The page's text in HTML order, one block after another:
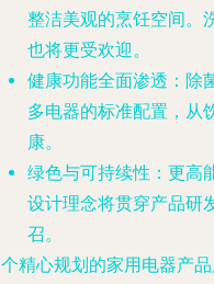
整洁美观的烹饪空间。
也将更受欢迎。
健康功能全面渗透 ：除
多电器的标准配置，从
康。
绿色与可持续性 ：更高
设计理念将贯穿产品研
召。
精心规划的家用电器产